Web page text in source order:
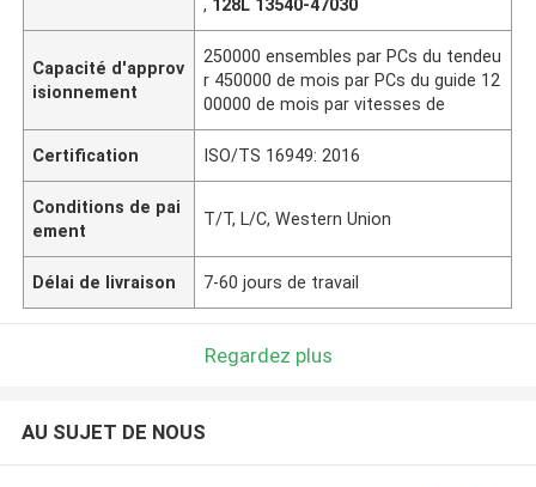
, 128L 13540-47030
Capacité d'approv
isionnement
250000 ensembles par PCs du tendeu
r 450000 de mois par PCs du guide 12
00000 de mois par vitesses de
Certification ISO/TS 16949: 2016
Conditions de pai
ement
T/T, L/C, Western Union
Délai de livraison 7-60 jours de travail
Regardez plus
AU SUJET DE NOUS